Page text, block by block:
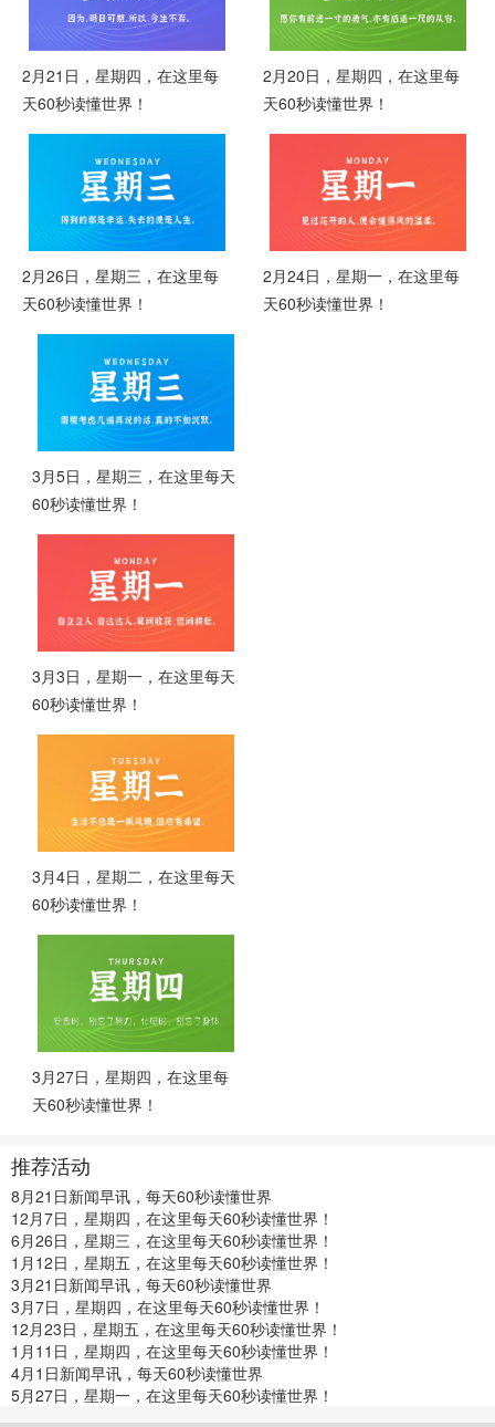
2月21日，星期四，在这里每
天60秒读懂世界！
2月20日，星期四，在这里每
天60秒读懂世界！
2月26日，星期三，在这里每
天60秒读懂世界！
2月24日，星期一，在这里每
天60秒读懂世界！
3月5日，星期三，在这里每天
60秒读懂世界！
3月3日，星期一，在这里每天
60秒读懂世界！
3月4日，星期二，在这里每天
60秒读懂世界！
3月27日，星期四，在这里每
天60秒读懂世界！
推荐活动
8月21日新闻早讯，每天60秒读懂世界
12月7日，星期四，在这里每天60秒读懂世界！
6月26日，星期三，在这里每天60秒读懂世界！
1月12日，星期五，在这里每天60秒读懂世界！
3月21日新闻早讯，每天60秒读懂世界
3月7日，星期四，在这里每天60秒读懂世界！
12月23日，星期五，在这里每天60秒读懂世界！
1月11日，星期四，在这里每天60秒读懂世界！
4月1日新闻早讯，每天60秒读懂世界
5月27日，星期一，在这里每天60秒读懂世界！